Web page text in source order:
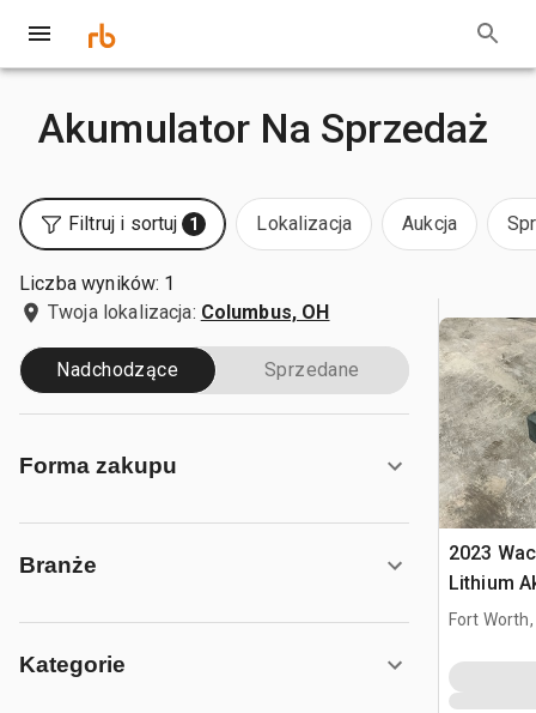
Akumulator Na Sprzedaż
Filtruj i sortuj 1 Lokalizacja Aukcja
Liczba wyników: 1
Twoja lokalizacja: Columbus, OH
Nadchodzące Sprzedane
Forma zakupu
Branże
Kategorie
2023
Lithium
Wacker
Fort Worth,